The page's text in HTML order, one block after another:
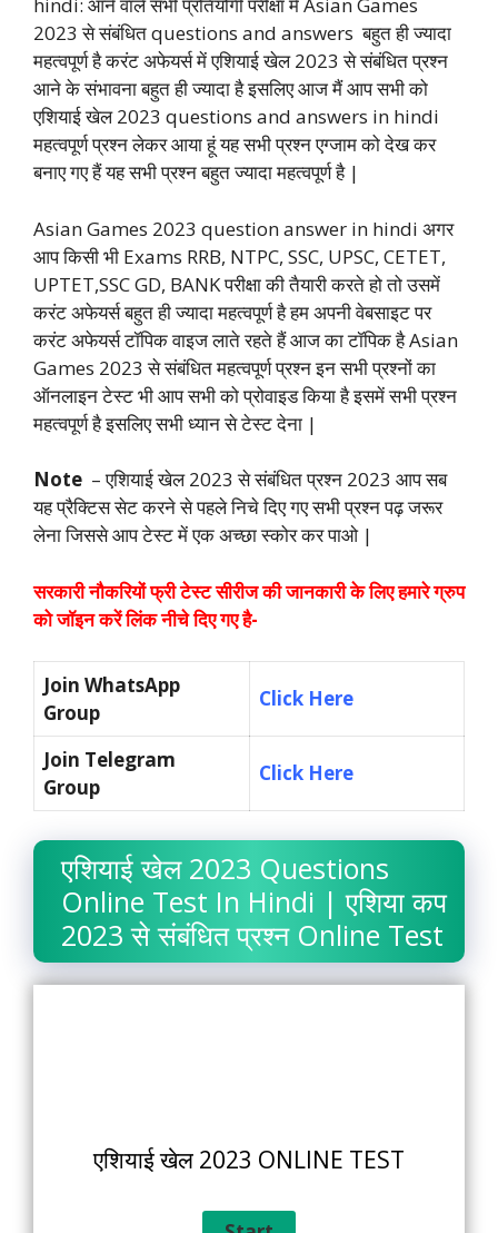
hindi: आने वाले सभी प्रतियोगी परीक्षा में Asian Games
2023 से संबंधित questions and answers बहुत ही ज्यादा
महत्वपूर्ण है करंट अफेयर्स में एशियाई खेल 2023 से संबंधित प्रश्न
आने के संभावना बहुत ही ज्यादा है इसलिए आज मैं आप सभी को
एशियाई खेल 2023 questions and answers in hindi
महत्वपूर्ण प्रश्न लेकर आया हूं यह सभी प्रश्न एग्जाम को देख कर
बनाए गए हैं यह सभी प्रश्न बहुत ज्यादा महत्वपूर्ण है |
Asian Games 2023 question answer in hindi अगर
आप किसी भी Exams RRB, NTPC, SSC, UPSC, CETET,
UPTET,SSC GD, BANK परीक्षा की तैयारी करते हो तो उसमें
करंट अफेयर्स बहुत ही ज्यादा महत्वपूर्ण है हम अपनी वेबसाइट पर
करंट अफेयर्स टॉपिक वाइज लाते रहते हैं आज का टॉपिक है Asian
Games 2023 से संबंधित महत्वपूर्ण प्रश्न इन सभी प्रश्नों का
ऑनलाइन टेस्ट भी आप सभी को प्रोवाइड किया है इसमें सभी प्रश्न
महत्वपूर्ण है इसलिए सभी ध्यान से टेस्ट देना |
Note – एशियाई खेल 2023 से संबंधित प्रश्न 2023 आप सब
यह प्रैक्टिस सेट करने से पहले निचे दिए गए सभी प्रश्न पढ़ जरूर
लेना जिससे आप टेस्ट में एक अच्छा स्कोर कर पाओ |
सरकारी नौकरियों फ्री टेस्ट सीरीज की जानकारी के लिए हमारे ग्रुप
को जॉइन करें लिंक नीचे दिए गए है-
Join WhatsApp
Group
Click Here
Join Telegram
Group
Click Here
एशियाई खेल 2023 Questions
Online Test In Hindi | एशिया कप
2023 से संबंधित प्रश्न Online Test
एशियाई खेल 2023 ONLINE TEST